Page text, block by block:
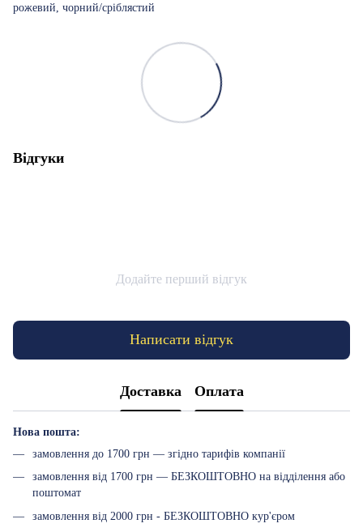
рожевий, чорний/сріблястий
Відгуки
Додайте перший відгук
Написати відгук
Доставка Оплата
Нова пошта:
замовлення до 1700 грн — згідно тарифів компанії
замовлення від 1700 грн — БЕЗКОШТОВНО на відділення або
поштомат
замовлення від 2000 грн - БЕЗКОШТОВНО кур'єром